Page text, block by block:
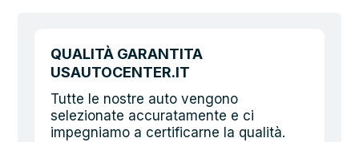
QUALITÀ GARANTITA
USAUTOCENTER.IT
Tutte le nostre auto vengono
selezionate accuratamente e ci
impegniamo a certificarne la qualità.